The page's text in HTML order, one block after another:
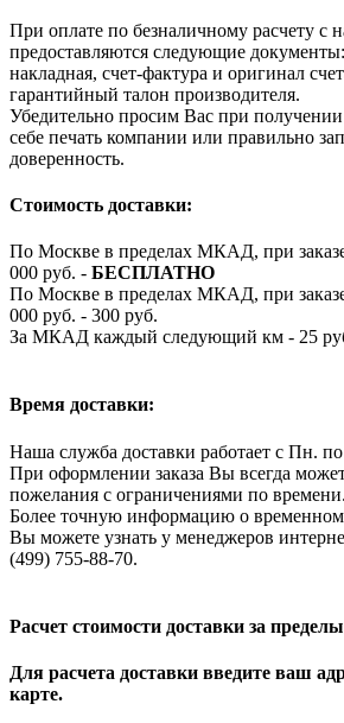
При оплате по безналичному расчету с
предоставляются следующие документы:
накладная, счет-фактура и оригинал
гарантийный талон производителя.
Убедительно просим Вас при
себе печать компании или правильно
доверенность.
Стоимость доставки:
По Москве в пределах МКАД, при
000 руб. - БЕСПЛАТНО
По Москве в пределах МКАД, при
000 руб. - 300 руб.
За МКАД каждый следующий км - 25
Время доставки:
Наша служба доставки работает с Пн.
При оформлении заказа Вы всегда
пожелания с ограничениями по времени.
Более точную информацию о временном
Вы можете узнать у менеджеров
(499) 755-88-70.
Расчет стоимости доставки за
Для расчета доставки введите ваш
карте.